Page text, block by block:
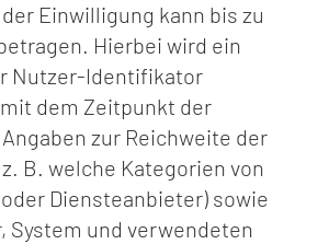
Einwilligung kann bis zu
Hierbei wird ein
Nutzer-Identifikator
dem Zeitpunkt der
zur Reichweite der
B. welche Kategorien von
Diensteanbieter) sowie
System und verwendeten